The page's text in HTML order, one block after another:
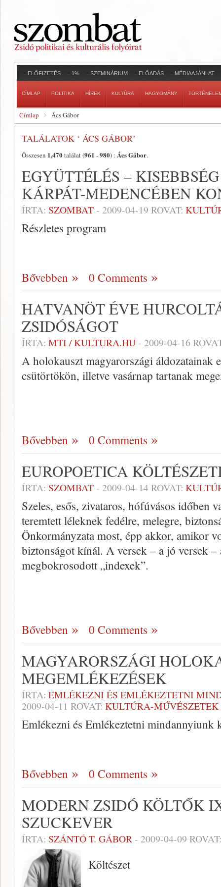
ELŐFIZETÉS 1% SZEMINÁRIUM ELŐADÁS MÉDIAAJÁNLAT
CÍMLAP POLITIKA HÍREK KULTÚRA HAGYOMÁNY
Címlap Ács Gábor
TALÁLATOK ‘ ÁCS GÁBOR’
Összesen 1,470találat (961 -980) : Ács Gábor.
EGYÜTTÉLÉS –
KÁRPÁT-MEDENCÉBEN
ÍRTA: SZOMBAT- 2009-04-19 ROVAT:
Részletes program
Bővebben 0 Comments
HATVANÖT ÉVE
ZSIDÓSÁGOT
ÍRTA: MTI / KULTURA.HU- 2009-04-16
A holokauszt magyarországi áldozatainak
csütörtökön, illetve vasárnap tartanak
Bővebben 0 Comments
EUROPOETICA
ÍRTA: SZOMBAT- 2009-04-14ROVAT:
Szeles, esős, zivataros, hófúvásos időben
teremtett léleknek fedélre, melegre,
Önkormányzata most, épp akkor, amikor
biztonságot kínál. A versek – a jó versek
megbokrosodott „indexek”.
Bővebben 0 Comments
MAGYARORSZÁGI
MEGEMLÉKEZÉSEK
ÍRTA: EMLÉKEZNI ÉS EMLÉKEZTETNI
2009-04-11 ROVAT: KULTÚRA-MŰVÉSZETEK
Emlékezni és Emlékeztetni mindannyiunk
Bővebben 0 Comments
MODERN ZSIDÓ KÖLTŐK
SZUCKEVER
ÍRTA: SZÁNTÓ T. GÁBOR- 2009-04-09
Költészet